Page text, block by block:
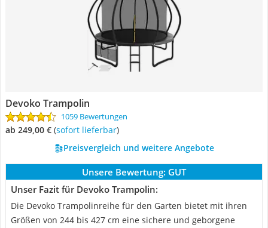
Devoko Trampolin
1059 Bewertungen
ab 249,00 € ( Sofort lieferbar)
Preisvergleich und weitere Angebote
Unsere Bewertung: GUT
Unser Fazit für Devoko Trampolin:
Die Devoko Trampolinreihe für den Garten bietet mit ihren
Größen von 244 bis 427 cm eine sichere und geborgene